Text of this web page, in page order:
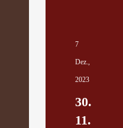
7
Dez.,
2023
30.
11.